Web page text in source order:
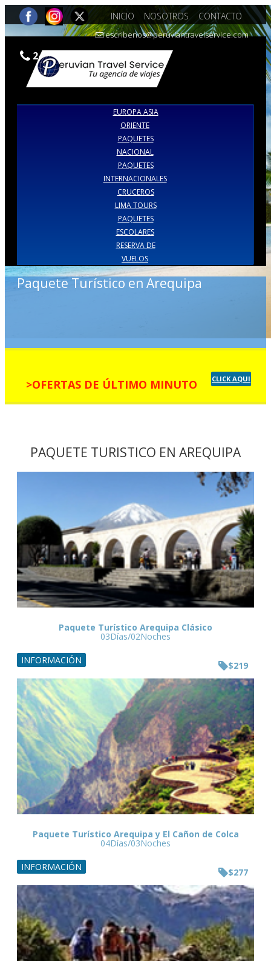
INICIO NOSOTROS CONTACTO
escribenos@peruviantravelservice.com
242-7309 |990386973
EUROPA ASIA
ORIENTE
PAQUETES
NACIONAL
PAQUETES
INTERNACIONALES
CRUCEROS
LIMA TOURS
PAQUETES
ESCOLARES
RESERVA DE
VUELOS
Paquete Turístico en Arequipa
>OFERTAS DE ÚLTIMO MINUTO CLICK AQUI
PAQUETE TURISTICO EN AREQUIPA
Paquete Turístico Arequipa Clásico
03Días/02Noches
$219
INFORMACIÓN
Paquete Turístico Arequipa y El Cañon de Colca
04Días/03Noches
$277
INFORMACIÓN